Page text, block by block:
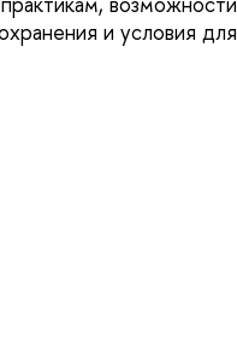
и условия для